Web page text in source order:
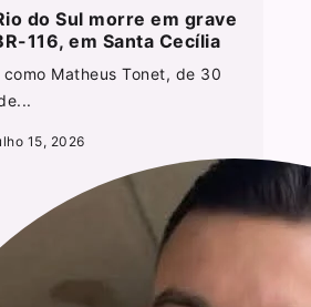
do Sul morre em grave
116, em Santa Cecília
Matheus Tonet, de 30
15, 2026